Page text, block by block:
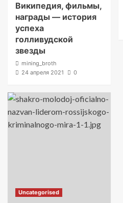
Википедия, фильмы,
награды — история
успеха
голливудской
звезды
mining_broth
24 апреля 2021
0
Uncategorised